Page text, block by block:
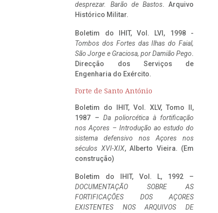
desprezar. Barão de Bastos. Arquivo
Histórico Militar.
Boletim do IHIT, Vol. LVI, 1998 -
Tombos dos Fortes das Ilhas do Faial,
São Jorge e Graciosa, por Damião Pego.
Direcção dos Serviços de
Engenharia do Exército.
Forte de Santo António
Boletim do IHIT, Vol. XLV, Tomo II,
1987 – Da poliorcética à fortificação
nos Açores – Introdução ao estudo do
sistema defensivo nos Açores nos
séculos XVI-XIX, Alberto Vieira. (Em
construção)
Boletim do IHIT, Vol. L, 1992 –
DOCUMENTAÇÃO SOBRE AS
FORTIFICAÇÕES DOS AÇORES
EXISTENTES NOS ARQUIVOS DE